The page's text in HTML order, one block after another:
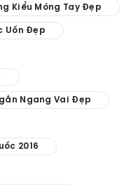
Kiểu Móng Tay Đẹp
Uốn Đẹp
Ngang Vai Đẹp
2016